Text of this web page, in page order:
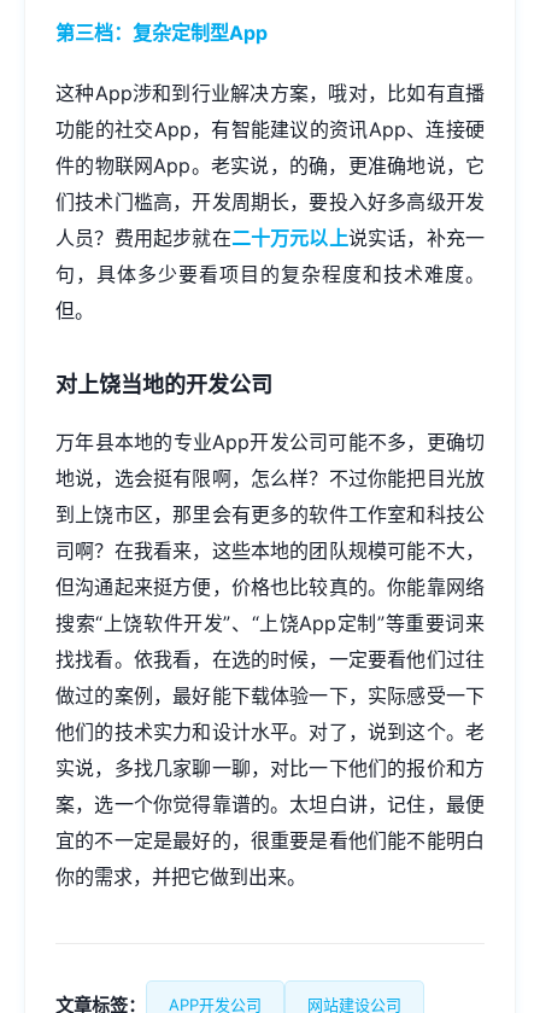
第三档：复杂定制型App
这种App涉和到行业解决方案，哦对，比如有直播
功能的社交App，有智能建议的资讯App、连接硬
件的物联网App。老实说，的确，更准确地说，它
们技术门槛高，开发周期长，要投入好多高级开发
人员？费用起步就在二十万元以上说实话，补充一
句，具体多少要看项目的复杂程度和技术难度。
但。
对上饶当地的开发公司
万年县本地的专业App开发公司可能不多，更确切
地说，选会挺有限啊，怎么样？不过你能把目光放
到上饶市区，那里会有更多的软件工作室和科技公
司啊？在我看来，这些本地的团队规模可能不大，
但沟通起来挺方便，价格也比较真的。你能靠网络
搜索“上饶软件开发”、“上饶App定制”等重要词来
找找看。依我看，在选的时候，一定要看他们过往
做过的案例，最好能下载体验一下，实际感受一下
他们的技术实力和设计水平。对了，说到这个。老
实说，多找几家聊一聊，对比一下他们的报价和方
案，选一个你觉得靠谱的。太坦白讲，记住，最便
宜的不一定是最好的，很重要是看他们能不能明白
你的需求，并把它做到出来。
文章标签： APP开发公司 网站建设公司